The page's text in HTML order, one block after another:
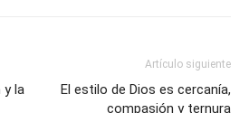
y la
Artículo siguiente
El estilo de Dios es cercanía,
compasión y ternura